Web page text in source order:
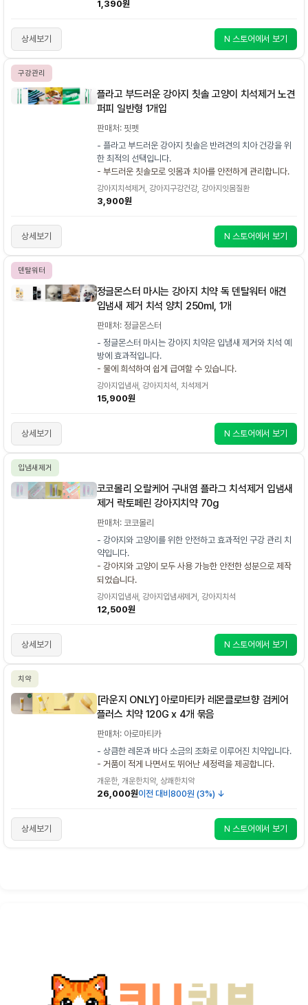
1,390원
상세보기 N 스토어에서 보기
구강관리
플라고 부드러운 강아지 칫솔 고양이 치석제거 노견
퍼피 일반형 1개입
판매처: 핏펫
- 플라고 부드러운 강아지 칫솔은 반려견의 치아 건강을 위
한 최적의 선택입니다.
- 부드러운 칫솔모로 잇몸과 치아를 안전하게 관리합니다.
강아지치석제거, 강아지구강건강, 강아지잇몸질환
3,900원
상세보기 N 스토어에서 보기
덴탈워터
정글몬스터 마시는 강아지 치약 독 덴탈워터 애견
입냄새 제거 치석 양치 250ml, 1개
판매처: 정글몬스터
- 정글몬스터 마시는 강아지 치약은 입냄새 제거와 치석 예
방에 효과적입니다.
- 물에 희석하여 쉽게 급여할 수 있습니다.
강아지입냄새, 강아지치석, 치석제거
15,900원
상세보기 N 스토어에서 보기
입냄새제거
코코몰리 오랄케어 구내염 플라그 치석제거 입냄새
제거 락토페린 강아지치약 70g
판매처: 코코몰리
- 강아지와 고양이를 위한 안전하고 효과적인 구강 관리 치
약입니다.
- 강아지와 고양이 모두 사용 가능한 안전한 성분으로 제작
되었습니다.
강아지입냄새, 강아지입냄새제거, 강아지치석
12,500원
상세보기 N 스토어에서 보기
치약
[라운지 ONLY] 아로마티카 레몬클로브향 검케어
플러스 치약 120G x 4개 묶음
판매처: 아로마티카
- 상큼한 레몬과 바다 소금의 조화로 이루어진 치약입니다.
- 거품이 적게 나면서도 뛰어난 세정력을 제공합니다.
개운한, 개운한치약, 상쾌한치약
26,000원이전 대비800원 (3%) ↓
상세보기 N 스토어에서 보기